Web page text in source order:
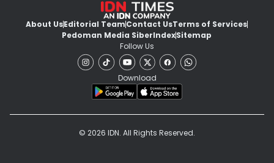
About UsEditorial TeamContact UsTerms of Services
Pedoman Media SiberIndexSitemap
Follow Us
Download
© 2026 IDN. All Rights Reserved.